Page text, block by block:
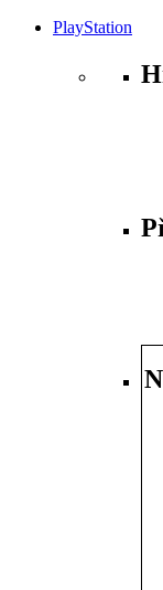
PlayStation